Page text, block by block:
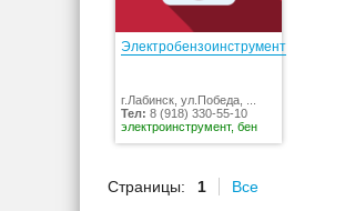
Электробензоинструмент
г.Лабинск, ул.Победа, ...
Тел: 8 (918) 330-55-10
электроинструмент, бен
Страницы: 1 Все